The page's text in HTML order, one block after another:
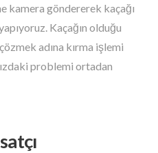
kamera göndererek kaçağı
Kaçağın olduğu
adına kırma işlemi
problemi ortadan